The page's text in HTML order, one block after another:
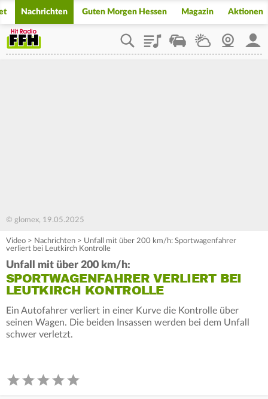
Nachrichten Guten Morgen Hessen Magazin Aktionen
PlaylistStaupilotWetterWebcam
© glomex, 19.05.2025
Video > Nachrichten > Unfall mit über 200 km/h: Sportwagenfahrer
verliert bei Leutkirch Kontrolle
Unfall mit über 200 km/h:
SPORTWAGENFAHRER VERLIERT BEI
LEUTKIRCH KONTROLLE
Ein Autofahrer verliert in einer Kurve die Kontrolle über
seinen Wagen. Die beiden Insassen werden bei dem Unfall
schwer verletzt.